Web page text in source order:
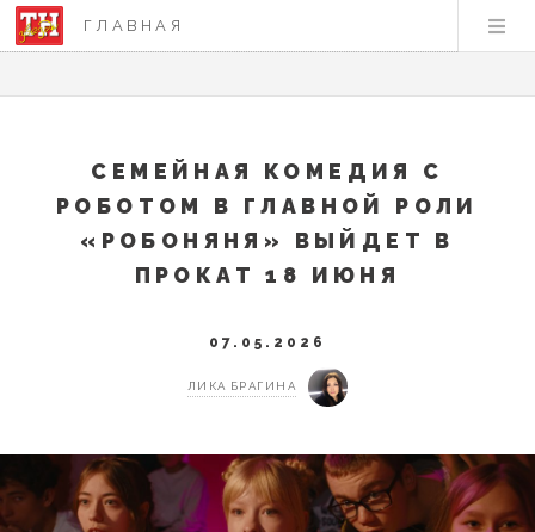
ГЛАВНАЯ
СЕМЕЙНАЯ КОМЕДИЯ С
РОБОТОМ В ГЛАВНОЙ РОЛИ
«РОБОНЯНЯ» ВЫЙДЕТ В
ПРОКАТ 18 ИЮНЯ
07.05.2026
ЛИКА БРАГИНА